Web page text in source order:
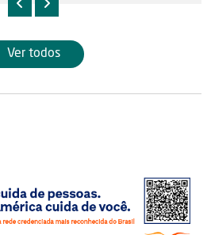
Ver todos